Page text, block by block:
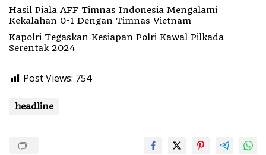
Hasil Piala AFF Timnas Indonesia Mengalami
Kekalahan 0-1 Dengan Timnas Vietnam
Kapolri Tegaskan Kesiapan Polri Kawal Pilkada
Serentak 2024
Post Views: 754
headline